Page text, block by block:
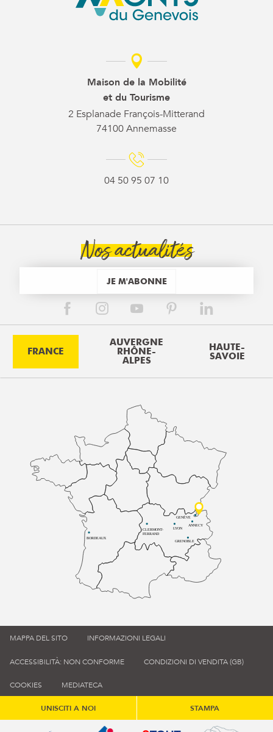
Maison de la Mobilité
et du Tourisme
2 Esplanade François-Mitterand
74100 Annemasse
04 50 95 07 10
Nos actualités
JE M'ABONNE
FRANCE
AUVERGNE
RHÔNE-
ALPES
HAUTE-
SAVOIE
BORDEAUX
CLERMONT-
FERRAND
LYON
ANNECY
GRENOBLE
GENÈVE
MAPPA DEL SITO INFORMAZIONI LEGALI
ACCESSIBILITÀ: NON CONFORME CONDIZIONI DI VENDITA (GB)
COOKIES MEDIATECA
UNISCITI A NOI STAMPA